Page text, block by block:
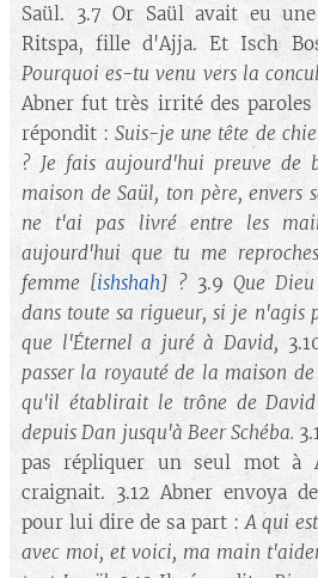
Saül. 3.7 Or Saül avait eu
Ritspa, fille d'Ajja. Et Isch
Pourquoi es-tu venu vers la
Abner fut très irrité des
répondit :Suis-je une tête de
? Je fais aujourd'hui preuve de
maison de Saül, ton père, envers
ne t'ai pas livré entre les
aujourd'hui que tu me
femme [ishshah] ? 3.9 Que Dieu
dans toute sa rigueur, si je n'agis
que l'Éternel a juré à David,
passer la royauté de la maison
qu'il établirait le trône de
depuis Dan jusqu'à Beer Schéba.
pas répliquer un seul mot à
craignait. 3.12 Abner envoya
pour lui dire de sa part :A qui
avec moi, et voici, ma main